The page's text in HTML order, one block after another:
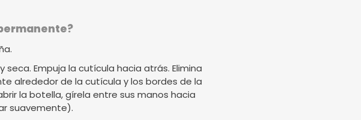
Empuja la cutícula hacia atrás. Elimina
alrededor de la cutícula y los bordes de la
la botella, gírela entre sus manos hacia
suavemente).